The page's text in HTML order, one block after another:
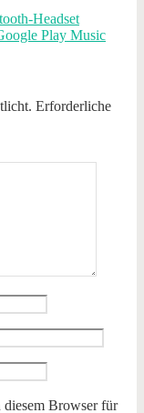
Headset
Play Music
Erforderliche
Browser für